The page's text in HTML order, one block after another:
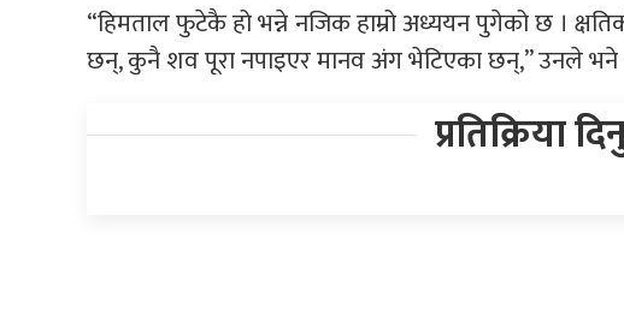
“हिमताल फुटेकै हो भन्ने नजिक हाम्रो अध्ययन पुगेको छ ।
छन्, कुनै शव पूरा नपाइएर मानव अंग भेटिएका छन्,” उनले भने
प्रतिक्रिया